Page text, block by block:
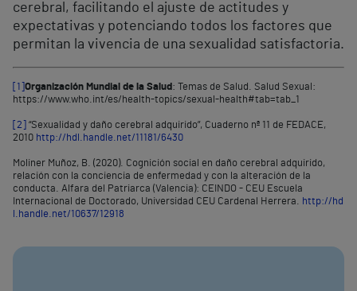
cerebral, facilitando el ajuste de actitudes y
expectativas y potenciando todos los factores que
permitan la vivencia de una sexualidad satisfactoria.
[1] Organización Mundial de la Salud : Temas de Salud. Salud Sexual:
https://www.who.int/es/health-topics/sexual-health#tab=tab_1
[2]
“Sexualidad y daño cerebral adquirido”, Cuaderno nª 11 de FEDACE,
2010 http://hdl.handle.net/11181/6430
Moliner Muñoz, B. (2020). Cognición social en daño cerebral adquirido,
relación con la conciencia de enfermedad y con la alteración de la
conducta. Alfara del Patriarca (Valencia): CEINDO - CEU Escuela
Internacional de Doctorado, Universidad CEU Cardenal Herrera. http://hd
l.handle.net/10637/12918